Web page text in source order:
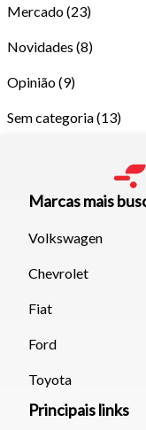
Tamanho do texto
atalhos Ctrl+ (para
Mercado(23)
Novidades (8)
Opinião(9)
Sem categoria(13)
Marcas mais
Volkswagen
Chevrolet
Fiat
Ford
Toyota
Principais links